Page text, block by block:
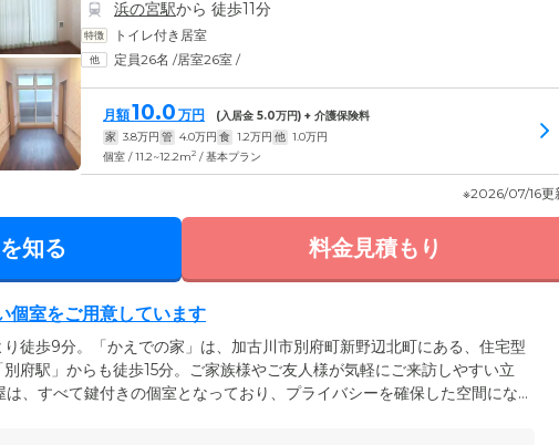
浜の宮駅から 徒歩11分
トイレ付き居室
定員26名 /居室26室 /
月額10.0 万円 (入居金 5.0万円) + 介護保険料
家 3.8万円 管 4.0万円 食 1.2万円 他 1.0万円
個室 / 11.2~12.2m2 / 基本プラン
※2026/07/16更
知る 料金見積もり
個室をご用意しています
徒歩9分。「かえでの家」は、加古川市別府町新野辺北町にある、住宅型
府駅」からも徒歩15分。ご家族様やご友人様が気軽にご来訪しやすい立
、すべて鍵付きの個室となっており、プライバシーを確保した空間にな